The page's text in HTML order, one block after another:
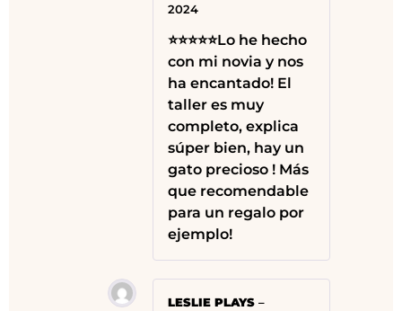
2024
⭐⭐⭐⭐⭐Lo he hecho
con mi novia y nos
ha encantado! El
taller es muy
completo, explica
súper bien, hay un
gato precioso ! Más
que recomendable
para un regalo por
ejemplo!
LESLIE PLAYS –